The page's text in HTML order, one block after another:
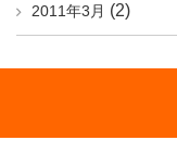
2011年3月 (2)